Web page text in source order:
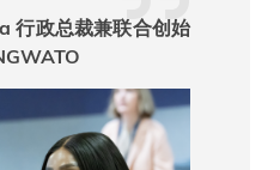
政总裁兼联合创始